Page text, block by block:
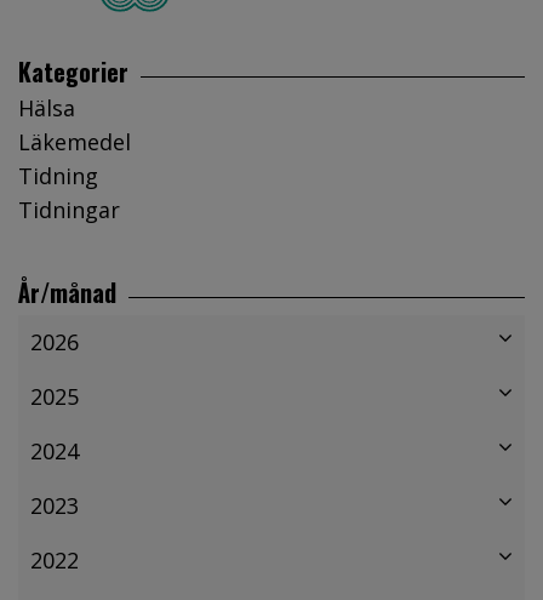
Kategorier
Hälsa
Läkemedel
Tidning
Tidningar
År/månad
2026
2025
2024
2023
2022